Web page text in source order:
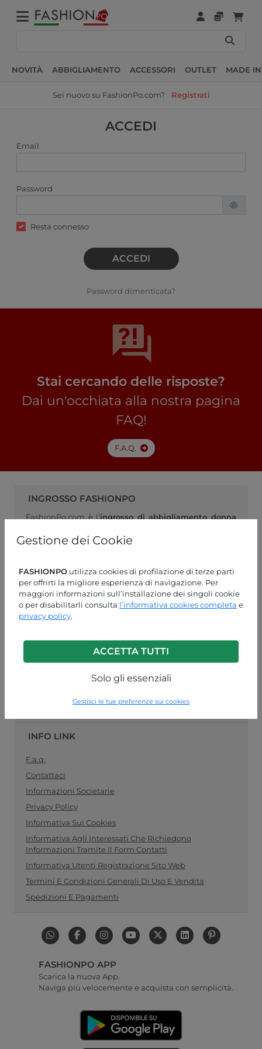
Gestione dei Cookie
FASHIONPO utilizza cookies di profilazione di terze parti
per offrirti la migliore esperienza di navigazione. Per
maggiori informazioni sull’installazione dei singoli cookie
o per disabilitarli consulta l’informativa cookies completa e
privacy policy.
ACCETTA TUTTI
Solo gli essenziali
Gestisci le tue preferenze sui cookies
NOVITÀ ABBIGLIAMENTO ACCESSORI OUTLET MADE
Sei nuovo su FashionPo.com? Registrati
ACCEDI
Email
Password
Resta connesso
ACCEDI
Password dimenticata?
Stai cercando delle risposte?
Dai un'occhiata alla nostra pagina
FAQ!
F.A.Q.
INGROSSO FASHIONPO
FashionPo.com è l'ingrosso di abbigliamento donna
collegamento ideale tra produttori di abbigliamento
sicuro, e rimanisempre aggiornato con la moda del
momento
ASSISTENZA CLIENTI
+39 0574 729286
info@fashionpo.it
Contattaci su WhatsApp
INFO LINK
F.a.q.
Contattaci
Informazioni Societarie
Privacy Policy
Informativa Sui Cookies
Informativa Agli Interessati Che Richiedono
Informazioni Tramite Il Form Contatti
Informativa Utenti Registrazione Sito Web
Termini E Condizioni Generali Di Uso E Vendita
Spedizioni E Pagamenti
FASHIONPO APP
Scarica la nuova App.
Naviga più velocemente e acquista con semplicità.